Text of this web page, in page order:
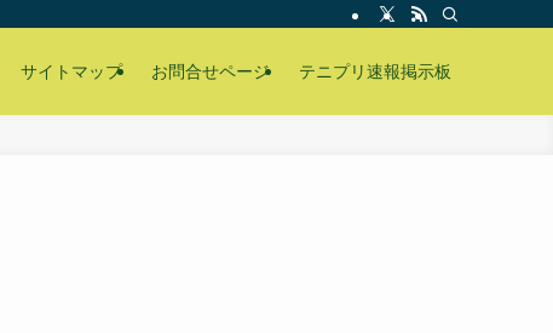
サイトマップ お問合せページ テニプリ速報掲示板